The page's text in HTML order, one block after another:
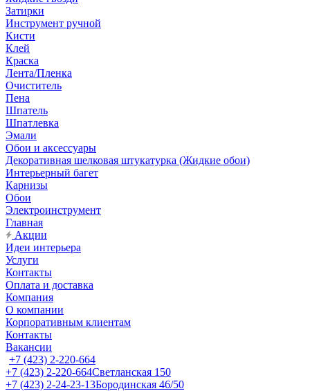
Затирки
Инструмент ручной
Кисти
Клей
Краска
Лента/Пленка
Очиститель
Пена
Шпатель
Шпатлевка
Эмали
Обои и аксессуары
Декоративная шелковая штукатурка (Жидкие обои)
Интерьерный багет
Карнизы
Обои
Электроинструмент
Главная
Акции
Идеи интерьера
Услуги
Контакты
Оплата и доставка
Компания
О компании
Корпоративным клиентам
Контакты
Вакансии
+7 (423) 2-220-664
+7 (423) 2-220-664Светланская 150
+7 (423) 2-24-23-13Бородинская 46/50